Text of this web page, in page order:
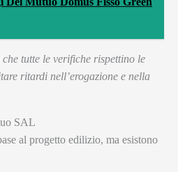
tutte le verifiche rispettino le
ritardi nell’erogazione e nella
SAL
al progetto edilizio, ma esistono